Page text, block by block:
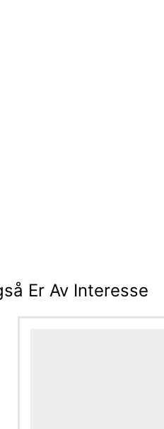
Er Av Interesse